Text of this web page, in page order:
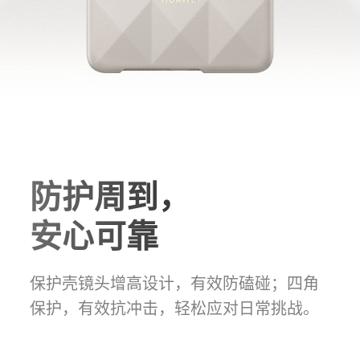
防护周到，
安心可靠
保护壳镜头增高设计，有效防磕碰；四角
保护，有效抗冲击，轻松应对日常挑战。